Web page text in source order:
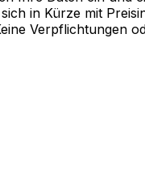
in Kürze mit
Verpflichtungen